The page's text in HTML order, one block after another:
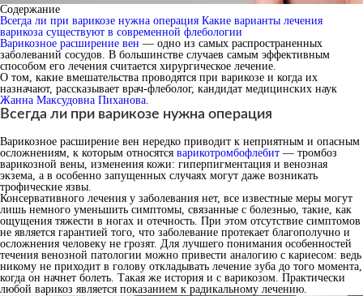
Содержание
Всегда ли при варикозе нужна операция Какие варианты лечения
варикоза существуют в современной флебологии
Варикозное расширение вен — одно из самых распространенных
заболеваний сосудов. В большинстве случаев самым эффективным
способом его лечения считается хирургическое лечение.
О том, какие вмешательства проводятся при варикозе и когда их
назначают, рассказывает врач-флеболог, кандидат медицинских наук
Жанна Максудовна Пиханова.
Всегда ли при варикозе нужна операция
Варикозное расширение вен нередко приводит к неприятным и опасным
осложнениям, к которым относятся варикотромбофлебит — тромбоз
варикозной вены, изменения кожи: гиперпигментация и венозная
экзема, а в особенно запущенных случаях могут даже возникать
трофические язвы.
Консервативного лечения у заболевания нет, все известные меры могут
лишь немного уменьшить симптомы, связанные с болезнью, такие, как
ощущения тяжести в ногах и отечность. При этом отсутствие симптомов
не является гарантией того, что заболевание протекает благополучно и
осложнения человеку не грозят. Для лучшего понимания особенностей
течения венозной патологии можно привести аналогию с кариесом: ведь
никому не приходит в голову откладывать лечение зуба до того момента,
когда он начнет болеть. Такая же история и с варикозом. Практически
любой варикоз является показанием к радикальному лечению.